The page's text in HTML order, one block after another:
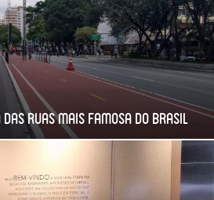
ruas mais famosa do Brasil